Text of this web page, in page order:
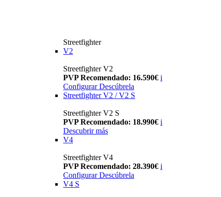
Streetfighter
V2
Streetfighter V2
PVP Recomendado: 16.590€ i
Configurar Descúbrela
Streetfighter V2 / V2 S
Streetfighter V2 S
PVP Recomendado: 18.990€ i
Descubrir más
V4
Streetfighter V4
PVP Recomendado: 28.390€ i
Configurar Descúbrela
V4 S